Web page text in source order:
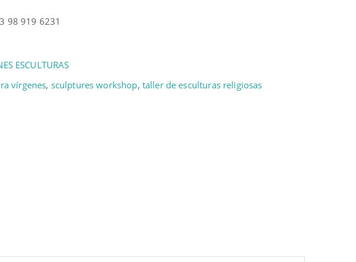
98 919 6231
ESCULTURAS
vírgenes, sculptures workshop, taller de esculturas religiosas